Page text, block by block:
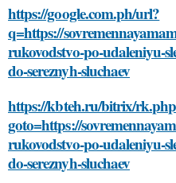
https://google.com.ph/url?
q=https://
rukovodstvo-po-udaleniyu-
do-sereznyh-sluchaev
https://kbteh.ru/bitrix/
goto=https://
rukovodstvo-po-udaleniyu-
do-sereznyh-sluchaev